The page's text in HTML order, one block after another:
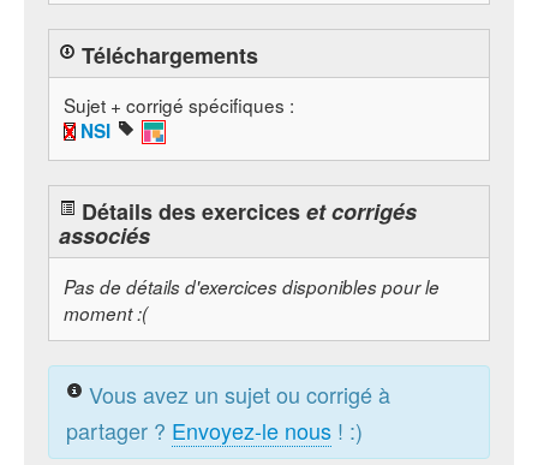
Téléchargements
Sujet + corrigé spécifiques :
NSI
Détails des exerciceset corrigés
associés
Pas de détails d'exercices disponibles pour le
moment :(
Vous avez un sujet ou corrigé à
partager ? Envoyez-le nous ! :)